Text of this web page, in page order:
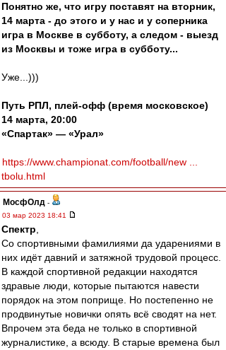
Понятно же, что игру поставят на вторник,
14 марта - до этого и у нас и у соперника
игра в Москве в субботу, а следом - выезд
из Москвы и тоже игра в субботу...
Уже...)))
Путь РПЛ, плей-офф (время московское)
14 марта, 20:00
«Спартак» — «Урал»
https://www.championat.com/football/new ...
tbolu.html
МосфОлд -
03 мар 2023 18:41
Спектр
Со спортивными фамилиями да ударениями в
них идёт давний и затяжной трудовой процесс.
В каждой спортивной редакции находятся
здравые люди, которые пытаются навести
порядок на этом поприще. Но постепенно не
продвинутые новички опять всё сводят на нет.
Впрочем эта беда не только в спортивной
журналистике, а всюду. В старые времена был